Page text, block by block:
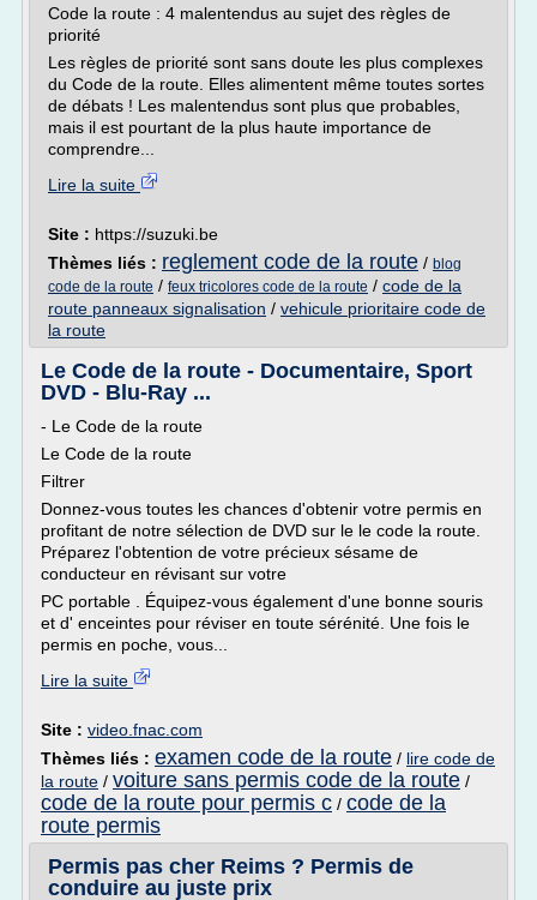
Code la route : 4 malentendus au sujet des règles de
priorité
Les règles de priorité sont sans doute les plus complexes
du Code de la route. Elles alimentent même toutes sortes
de débats ! Les malentendus sont plus que probables,
mais il est pourtant de la plus haute importance de
comprendre...
Lire la suite
Site : https://suzuki.be
Thèmes liés : reglement code de la route / blog
code de la route / feux tricolores code de la route / code de la
route panneaux signalisation / vehicule prioritaire code de
la route
Le Code de la route - Documentaire, Sport
DVD - Blu-Ray ...
- Le Code de la route
Le Code de la route
Filtrer
Donnez-vous toutes les chances d'obtenir votre permis en
profitant de notre sélection de DVD sur le le code la route.
Préparez l'obtention de votre précieux sésame de
conducteur en révisant sur votre
PC portable . Équipez-vous également d'une bonne souris
et d' enceintes pour réviser en toute sérénité. Une fois le
permis en poche, vous...
Lire la suite
Site : video.fnac.com
Thèmes liés : examen code de la route / lire code de
la route / voiture sans permis code de la route /
code de la route pour permis c / code de la
route permis
Permis pas cher Reims ? Permis de
conduire au juste prix